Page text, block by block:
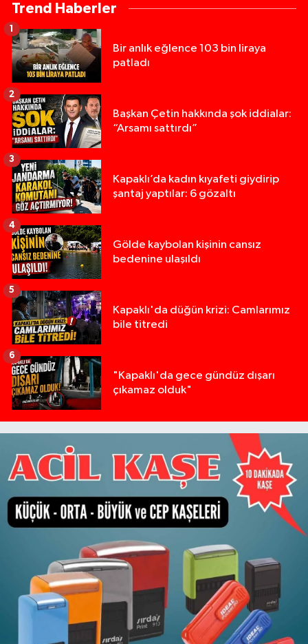
Trend Haberler
Bir anlık eğlence 103 bin liraya
patladı
1
Başkan Çetin hakkında şok iddialar:
“Arsamı sattırdı”
2
Kapaklı’da kadın kıyafeti giydirip
şantaj yaptılar: 6 gözaltı
3
Gölde kaybolan kişinin cansız
bedenine ulaşıldı
4
Kapaklı'da düğün krizi: Camlarımız
bile titredi
5
"Kapaklı'da gece gündüz dışarı
çıkamaz olduk"
6